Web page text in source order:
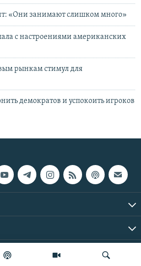
«Они занимают слишком много»
с настроениями американских
рынкам стимул для
демократов и успокоить игроков
2026 RFE/RL, Inc. | Все права защищены.